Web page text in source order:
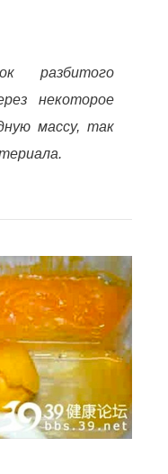
разбитого
некоторое
массу, так